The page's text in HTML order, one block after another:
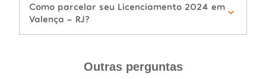
Como parcelar seu Licenciamento 2024 em
Valença - RJ?
Outras perguntas